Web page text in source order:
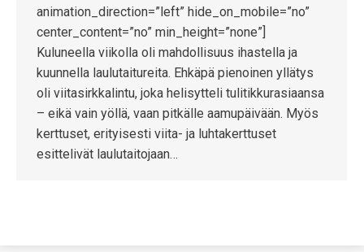
animation_direction=”left” hide_on_mobile=”no”
center_content=”no” min_height=”none”]
Kuluneella viikolla oli mahdollisuus ihastella ja
kuunnella laulutaitureita. Ehkäpä pienoinen yllätys
oli viitasirkkalintu, joka helisytteli tulitikkurasiaansa
– eikä vain yöllä, vaan pitkälle aamupäivään. Myös
kerttuset, erityisesti viita- ja luhtakerttuset
esittelivät laulutaitojaan…